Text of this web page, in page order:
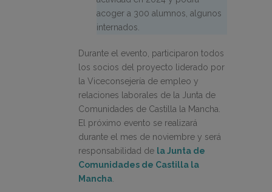
acoger a 300 alumnos, algunos
internados.
Durante el evento, participaron todos
los socios del proyecto liderado por
la Viceconsejería de empleo y
relaciones laborales de la Junta de
Comunidades de Castilla la Mancha.
El próximo evento se realizará
durante el mes de noviembre y será
responsabilidad de la Junta de
Comunidades de Castilla la
Mancha.